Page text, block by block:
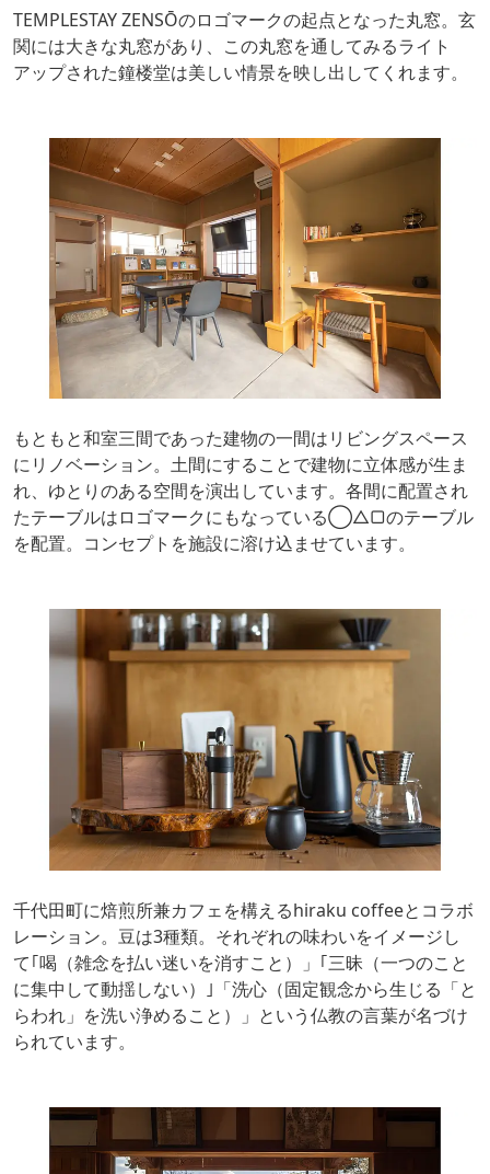
TEMPLESTAY ZENSŌのロゴマークの起点となった丸窓。玄
関には大きな丸窓があり、この丸窓を通してみるライト
アップされた鐘楼堂は美しい情景を映し出してくれます。
もともと和室三間であった建物の一間はリビングスペース
にリノベーション。土間にすることで建物に立体感が生ま
れ、ゆとりのある空間を演出しています。各間に配置され
たテーブルはロゴマークにもなっている◯△▢のテーブル
を配置。コンセプトを施設に溶け込ませています。
千代田町に焙煎所兼カフェを構えるhiraku coffeeとコラボ
レーション。豆は3種類。それぞれの味わいをイメージし
て｢喝（雑念を払い迷いを消すこと）」｢三昧（一つのこと
に集中して動揺しない）｣「洗心（固定観念から生じる「と
らわれ」を洗い浄めること）」という仏教の言葉が名づけ
られています。